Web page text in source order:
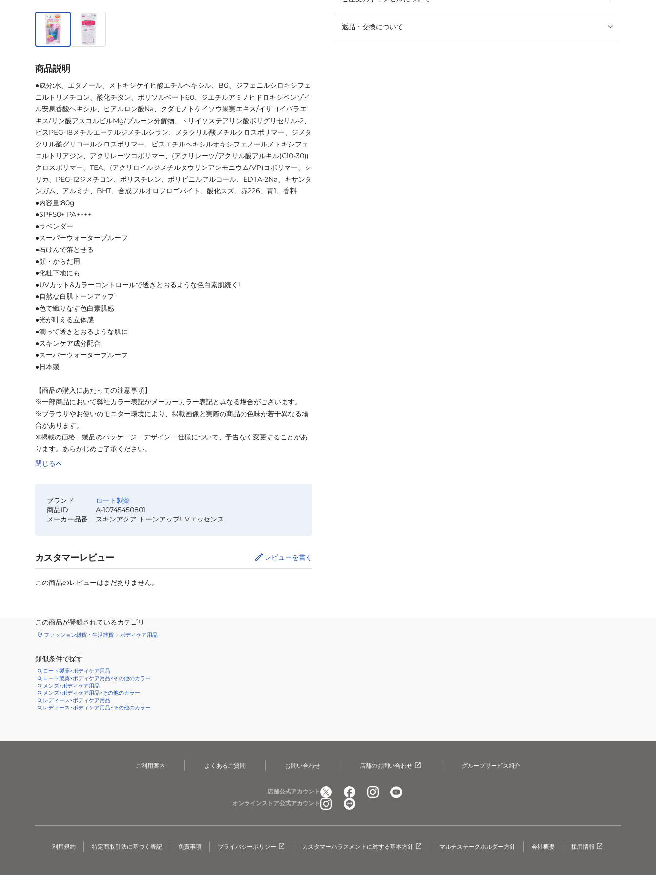
返品・交換について
商品説明
●成分:水、エタノール、メトキシケイヒ酸エチルヘキシル、BG、ジフェニルシロキシフェ
ニルトリメチコン、酸化チタン、ポリソルベート60、ジエチルアミノヒドロキシベンゾイ
ル安息香酸ヘキシル、ヒアルロン酸Na、クダモノトケイソウ果実エキス/イザヨイバラエ
キス/リン酸アスコルビルMg/プルーン分解物、トリイソステアリン酸ポリグリセリル-2、
ビスPEG-18メチルエーテルジメチルシラン、メタクリル酸メチルクロスポリマー、ジメタ
クリル酸グリコールクロスポリマー、ビスエチルヘキシルオキシフェノールメトキシフェ
ニルトリアジン、アクリレーツコポリマー、(アクリレーツ/アクリル酸アルキル(C10-30))
クロスポリマー、TEA、(アクリロイルジメチルタウリンアンモニウム/VP)コポリマー、シ
リカ、PEG-12ジメチコン、ポリスチレン、ポリビニルアルコール、EDTA-2Na、キサンタ
ンガム、アルミナ、BHT、合成フルオロフロゴパイト、酸化スズ、赤226、青1、香料
●内容量:80g
●SPF50+ PA++++
●ラベンダー
●スーパーウォータープルーフ
●石けんで落とせる
●顔・からだ用
●化粧下地にも
●UVカット&カラーコントロールで透きとおるような色白素肌続く!
●自然な白肌トーンアップ
●色で織りなす色白素肌感
●光が叶える立体感
●潤って透きとおるような肌に
●スキンケア成分配合
●スーパーウォータープルーフ
●日本製
【商品の購入にあたっての注意事項】
※一部商品において弊社カラー表記がメーカーカラー表記と異なる場合がございます。
※ブラウザやお使いのモニター環境により、掲載画像と実際の商品の色味が若干異なる場
合があります。
※掲載の価格・製品のパッケージ・デザイン・仕様について、予告なく変更することがあ
ります。あらかじめご了承ください。
閉じる
ブランド
ロート製薬
商品ID
A-10745450801
メーカー品番
スキンアクア トーンアップUVエッセンス
カスタマーレビュー レビューを書く
この商品のレビューはまだありません。
この商品が登録されているカテゴリ
ファッション雑貨・生活雑貨 ボディケア用品
類似条件で探す
ロート製薬×ボディケア用品
ロート製薬×ボディケア用品×その他のカラー
メンズ×ボディケア用品
メンズ×ボディケア用品×その他のカラー
レディース×ボディケア用品
レディース×ボディケア用品×その他のカラー
ご利用案内 よくあるご質問 お問い合わせ 店舗のお問い合わせ グループサービス紹介
店舗公式アカウント
オンラインストア公式アカウント
利用規約 特定商取引法に基づく表記 免責事項 プライバシーポリシー カスタマーハラスメントに対する基本方針 マルチステークホルダー方針 会社概要 採用情報